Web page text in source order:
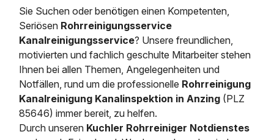
Kanalinspektion
Grubenentleerung
24h Notdienst
Kosten Preise
Rohrreinigungsdienst
Regenrückhaltebecken
Grubenentleerung und
Sickerschacht Reinigung
Abfallzwischenlager
Austausch von
Schießstandsanierung -
Entsorgung
Saugbagger und Pumpen
Fermenter-Entleerung
Regenrückhaltebecken
Entschlammung
Trockensaugen von
Weitere Services mit
Heizung / Sanitär
Tiefbau
Unternehmen
Sie Suchen oder benötigen einen Kompetenten,
Seriösen Rohrreinigungsservice
Kanalreinigungsservice? Unsere freundlichen,
motivierten und fachlich geschulte Mitarbeiter stehen
Ihnen bei allen Themen, Angelegenheiten und
Notfällen, rund um die professionelle Rohrreinigung
Kanalreinigung Kanalinspektion in Anzing (PLZ
85646) immer bereit, zu helfen.
Durch unseren Kuchler Rohrreiniger Notdienstes